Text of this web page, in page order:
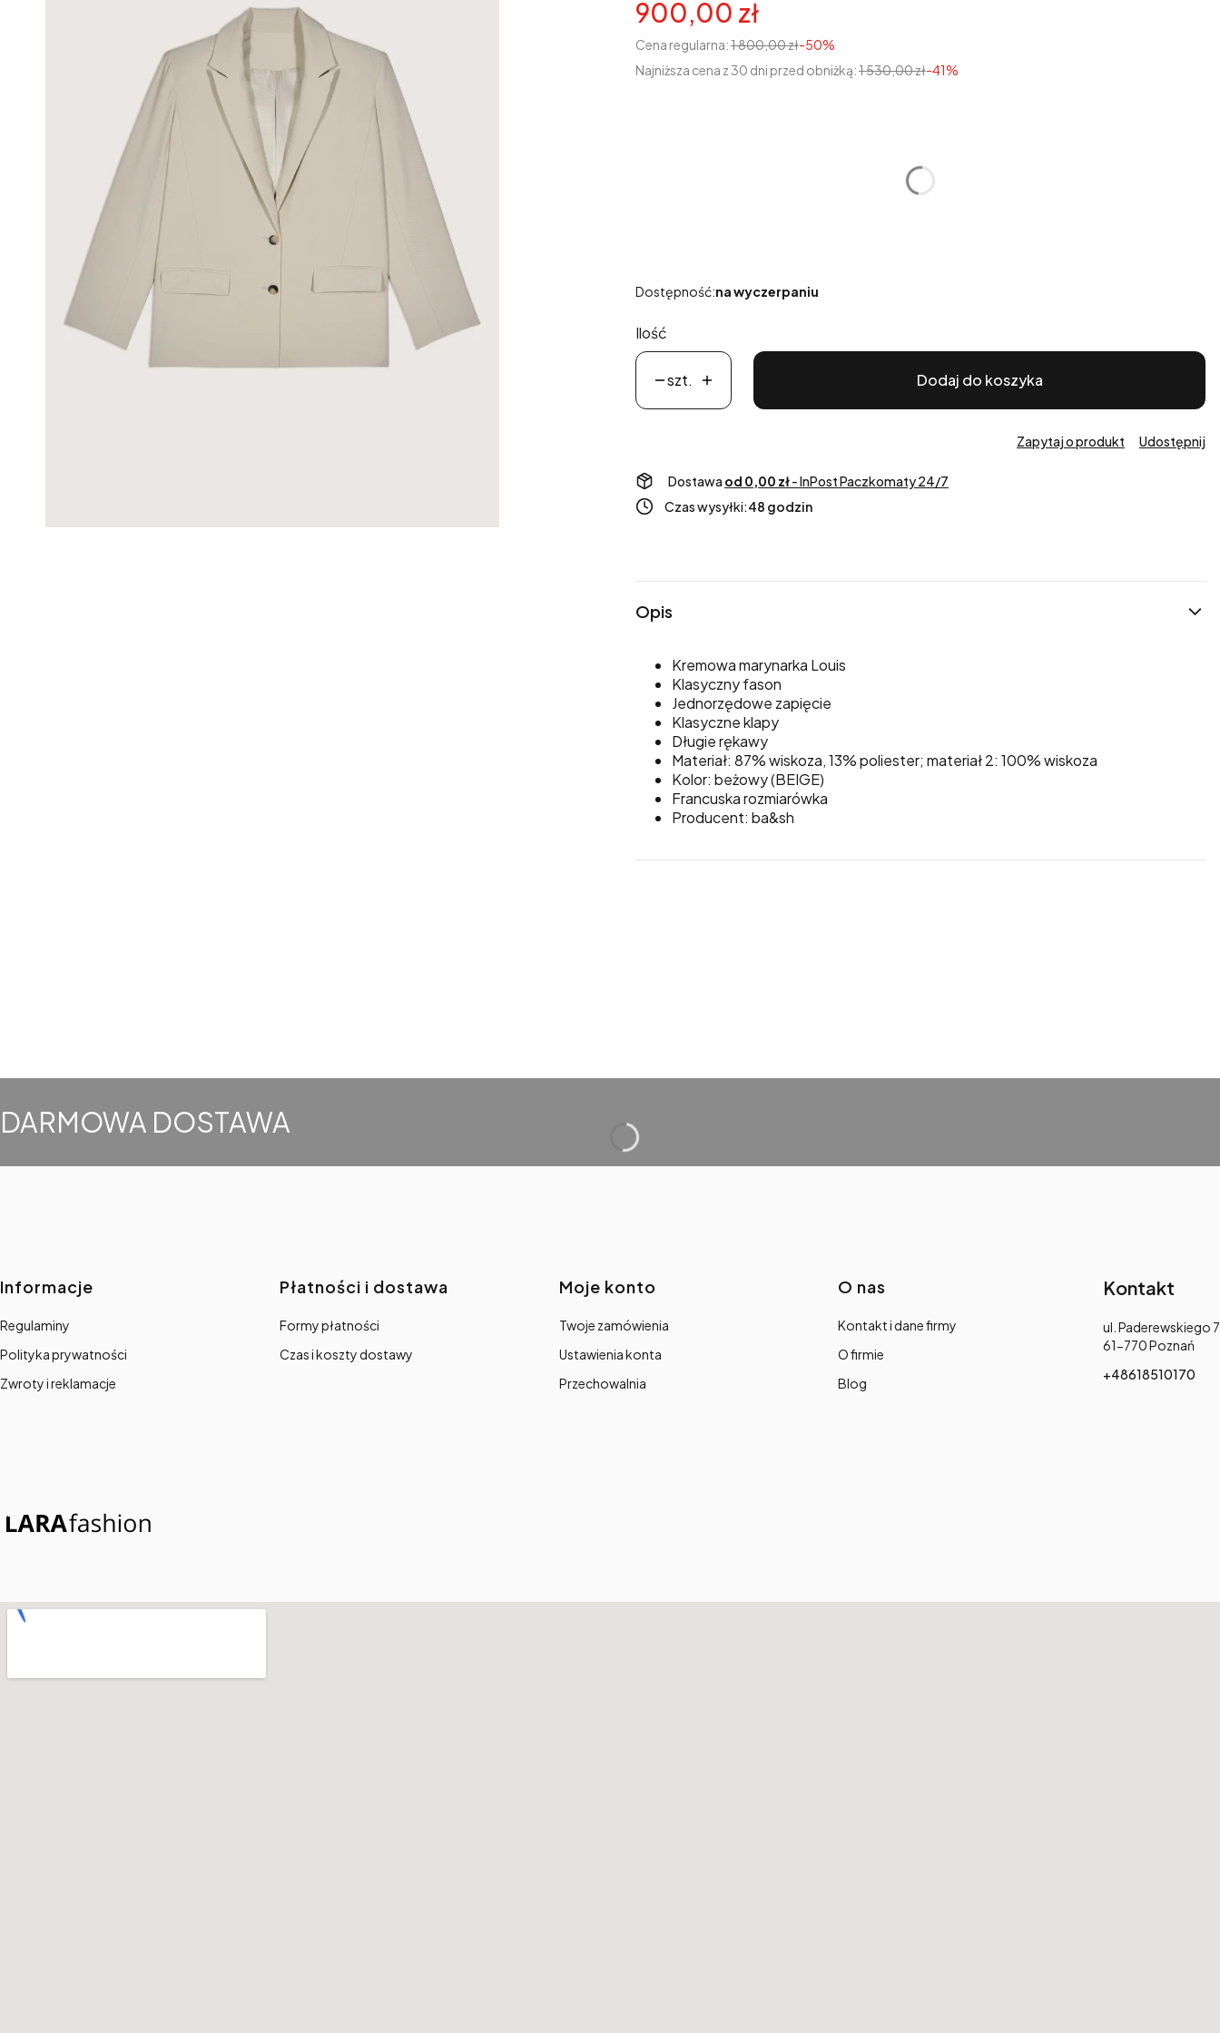
900,00 zł
Cena regularna:1 800,00 zł-50%
Najniższa cena z 30 dni przed obniżką:1 530,00 zł-41%
Dostępność:na wyczerpaniu
Ilość
szt. Dodaj do koszyka
Zapytaj o produkt Udostępnij
Dostawa od 0,00 zł- InPost Paczkomaty 24/7
Czas wysyłki:48 godzin
Opis
Kremowa marynarka Louis
Klasyczny fason
Jednorzędowe zapięcie
Klasyczne klapy
Długie rękawy
Materiał: 87% wiskoza, 13% poliester; materiał 2: 100% wiskoza
Kolor: beżowy (BEIGE)
Francuska rozmiarówka
Producent: ba&sh
DARMOWA DOSTAWA
Linki w stopce
Informacje
Regulaminy
Polityka prywatności
Zwroty i reklamacje
Płatności i dostawa
Formy płatności
Czas i koszty dostawy
Moje konto
Twoje zamówienia
Ustawienia konta
Przechowalnia
O nas
Kontakt i dane firmy
O firmie
Blog
Kontakt
Adres:
ul. Paderewskiego 7
61-770 Poznań
+48618510170